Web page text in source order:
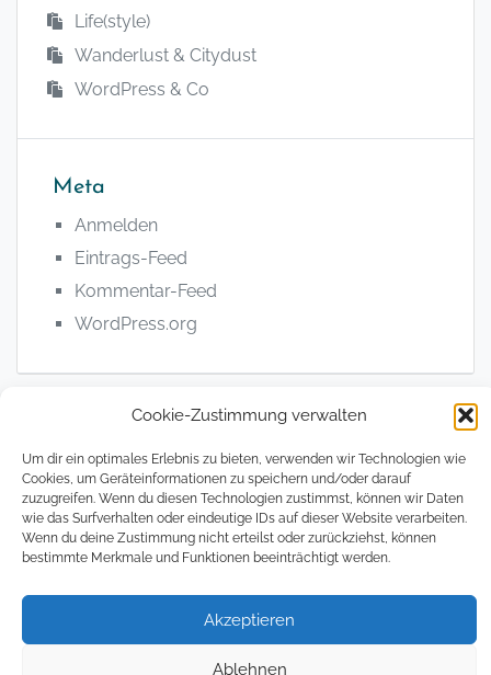
Cookie-Zustimmung verwalten
Um dir ein optimales Erlebnis zu bieten, verwenden wir Technologien wie
Cookies, um Geräteinformationen zu speichern und/oder darauf
zuzugreifen. Wenn du diesen Technologien zustimmst, können wir Daten
wie das Surfverhalten oder eindeutige IDs auf dieser Website verarbeiten.
Wenn du deine Zustimmung nicht erteilst oder zurückziehst, können
bestimmte Merkmale und Funktionen beeinträchtigt werden.
Akzeptieren
Ablehnen
Life(style)
Wanderlust & Citydust
WordPress & Co
Meta
Anmelden
Eintrags-Feed
Kommentar-Feed
WordPress.org
© 2008 - 2026, The Magical Digital Nomad
Datenschutzerklärung Impressum